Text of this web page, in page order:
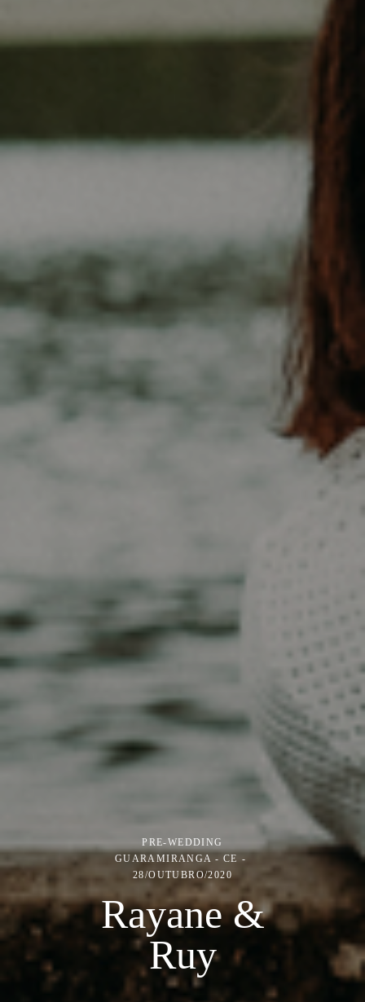
PRE-WEDDING
GUARAMIRANGA - CE
28/OUTUBRO/2020
Rayane &
Ruy